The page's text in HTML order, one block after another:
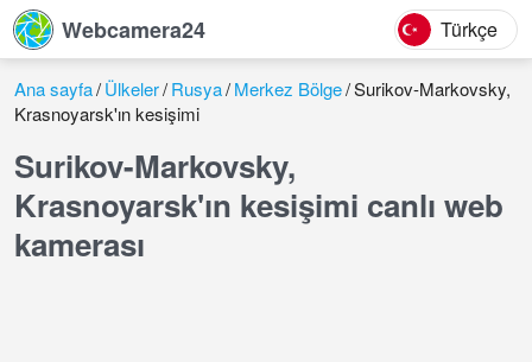
Webcamera24 Türkçe
Ana sayfa Ülkeler Rusya Merkez Bölge Surikov-Markovsky,
Krasnoyarsk'ın kesişimi
Surikov-Markovsky,
Krasnoyarsk'ın kesişimi canlı web
kamerası